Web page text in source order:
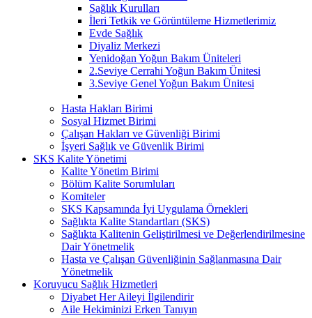
Sağlık Kurulları
İleri Tetkik ve Görüntüleme Hizmetlerimiz
Evde Sağlık
Diyaliz Merkezi
Yenidoğan Yoğun Bakım Üniteleri
2.Seviye Cerrahi Yoğun Bakım Ünitesi
3.Seviye Genel Yoğun Bakım Ünitesi
Hasta Hakları Birimi
Sosyal Hizmet Birimi
Çalışan Hakları ve Güvenliği Birimi
İşyeri Sağlık ve Güvenlik Birimi
SKS Kalite Yönetimi
Kalite Yönetim Birimi
Bölüm Kalite Sorumluları
Komiteler
SKS Kapsamında İyi Uygulama Örnekleri
Sağlıkta Kalite Standartları (SKS)
Sağlıkta Kalitenin Geliştirilmesi ve Değerlendirilmesine
Dair Yönetmelik
Hasta ve Çalışan Güvenliğinin Sağlanmasına Dair
Yönetmelik
Koruyucu Sağlık Hizmetleri
Diyabet Her Aileyi İlgilendirir
Aile Hekiminizi Erken Tanıyın